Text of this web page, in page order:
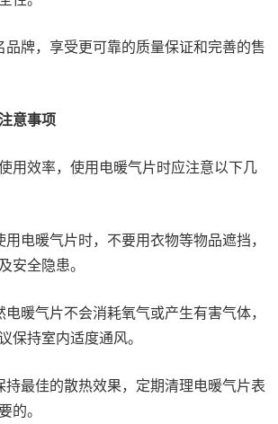
品牌，享受更可靠的质量保证和完善的售
意事项
用效率，使用电暖气片时应注意以下几
用电暖气片时，不要用衣物等物品遮挡，
安全隐患。
电暖气片不会消耗氧气或产生有害气体，
保持室内适度通风。
持最佳的散热效果，定期清理电暖气片表
的。